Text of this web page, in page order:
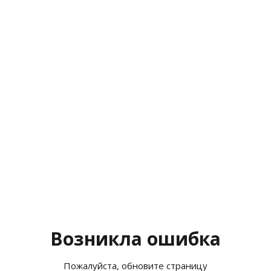
Возникла ошибка
Пожалуйста, обновите страницу